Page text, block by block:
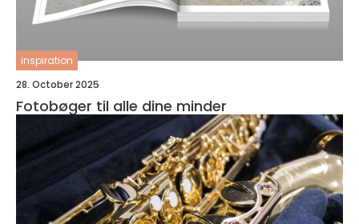
inspiration
28. October 2025
Fotobøger til alle dine minder